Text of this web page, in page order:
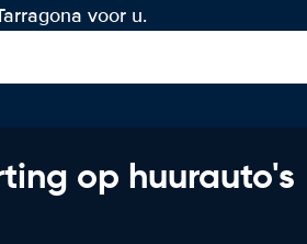
voor u.
op huurauto's